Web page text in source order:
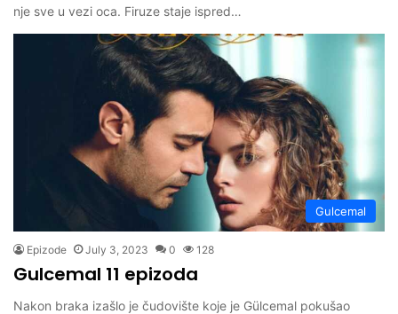
nje sve u vezi oca. Firuze staje ispred…
Gulcemal
Epizode July 3, 2023 0 128
Gulcemal 11 epizoda
Nakon braka izašlo je čudovište koje je Gülcemal pokušao